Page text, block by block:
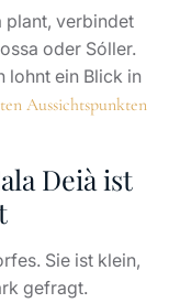
plant, verbindet
oder Sóller.
lohnt ein Blick in
Aussichtspunkten
Deià ist
Sie ist klein,
gefragt.